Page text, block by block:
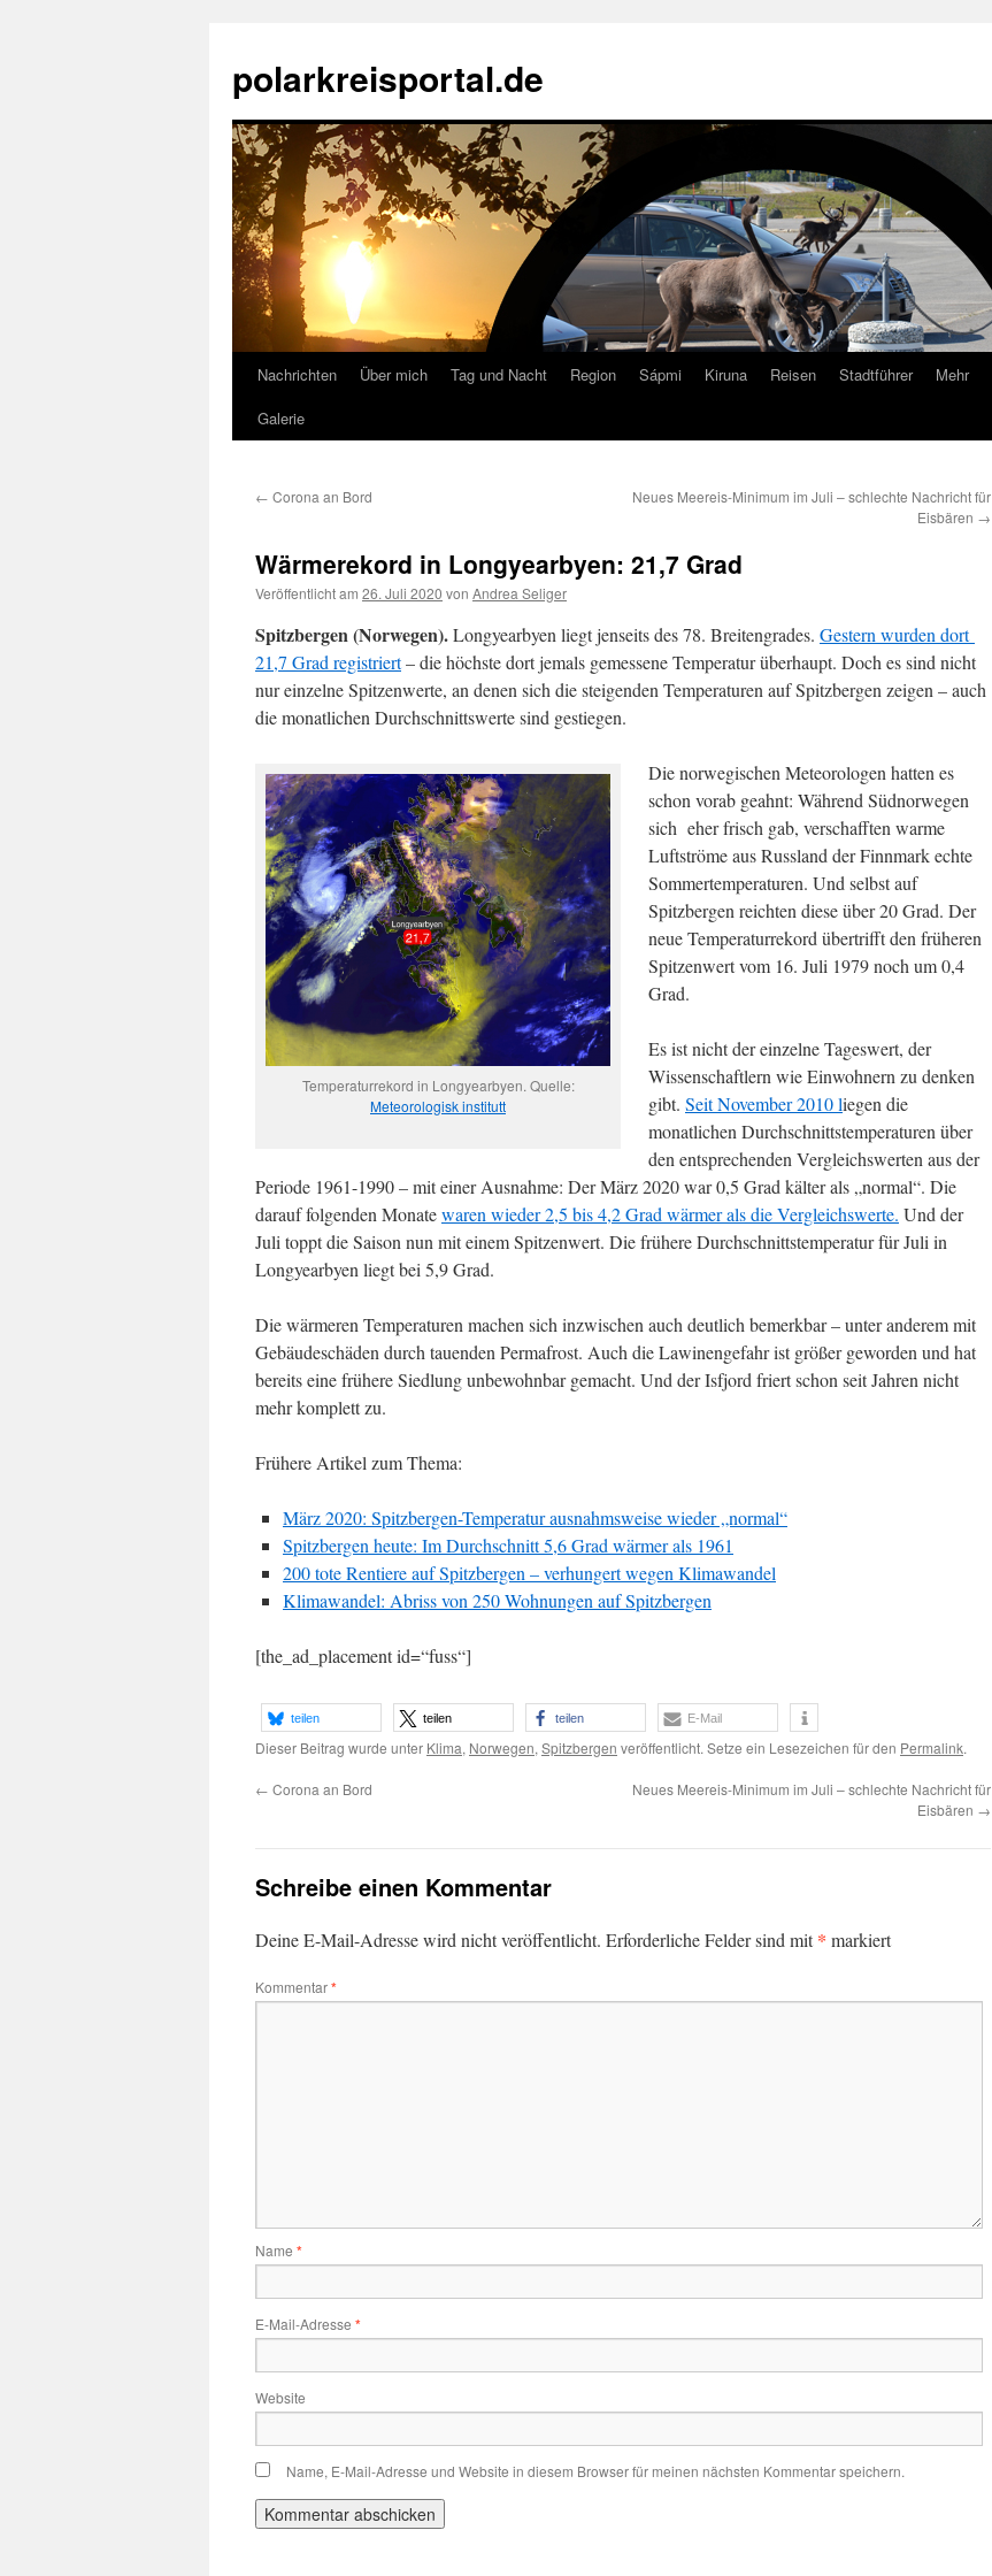
springen
polarkreisportal.de
Nachrichten Über mich Tag und Nacht Region Sápmi Kiruna Reisen Stadtführer Mehr
Galerie
← Corona an Bord
Neues Meereis-Minimum im Juli – schlechte Nachricht für
Eisbären →
Wärmerekord in Longyearbyen: 21,7 Grad
Veröffentlicht am 26. Juli 2020 von Andrea Seliger
Spitzbergen (Norwegen).Longyearbyen liegt jenseits des 78. Breitengrades. Gestern wurden dort
21,7 Grad registriert– die höchste dort jemals gemessene Temperatur überhaupt. Doch es sind nicht
nur einzelne Spitzenwerte, an denen sich die steigenden Temperaturen auf Spitzbergen zeigen – auch
die monatlichen Durchschnittswerte sind gestiegen.
Temperaturrekord in Longyearbyen. Quelle:
Meteorologisk institutt
Die norwegischen Meteorologen hatten es
schon vorab geahnt: Während Südnorwegen
sich eher frisch gab, verschafften warme
Luftströme aus Russland der Finnmark echte
Sommertemperaturen. Und selbst auf
Spitzbergen reichten diese über 20 Grad. Der
neue Temperaturrekord übertrifft den früheren
Spitzenwert vom 16. Juli 1979 noch um 0,4
Grad.
Es ist nicht der einzelne Tageswert, der
Wissenschaftlern wie Einwohnern zu denken
gibt. Seit November 2010 liegen die
monatlichen Durchschnittstemperaturen über
den entsprechenden Vergleichswerten aus der
Periode 1961-1990 – mit einer Ausnahme: Der März 2020 war 0,5 Grad kälter als „normal“. Die
darauf folgenden Monatewaren wieder 2,5 bis 4,2 Grad wärmer als die Vergleichswerte. Und der
Juli toppt die Saison nun mit einem Spitzenwert. Die frühere Durchschnittstemperatur für Juli in
Longyearbyen liegt bei 5,9 Grad.
Die wärmeren Temperaturen machen sich inzwischen auch deutlich bemerkbar – unter anderem mit
Gebäudeschäden durch tauenden Permafrost. Auch die Lawinengefahr ist größer geworden und hat
bereits eine frühere Siedlung unbewohnbar gemacht. Und der Isfjord friert schon seit Jahren nicht
mehr komplett zu.
Frühere Artikel zum Thema:
März 2020: Spitzbergen-Temperatur ausnahmsweise wieder „normal“
Spitzbergen heute: Im Durchschnitt 5,6 Grad wärmer als 1961
200 tote Rentiere auf Spitzbergen – verhungert wegen Klimawandel
Klimawandel: Abriss von 250 Wohnungen auf Spitzbergen
[the_ad_placement id=“fuss“]
teilen teilen teilen E-Mail
Dieser Beitrag wurde unter Klima, Norwegen, Spitzbergen veröffentlicht. Setze ein Lesezeichen für den Permalink.
← Corona an Bord
Neues Meereis-Minimum im Juli – schlechte Nachricht für
Eisbären →
Schreibe einen Kommentar
Deine E-Mail-Adresse wird nicht veröffentlicht. Erforderliche Felder sind mit* markiert
Kommentar*
Name *
E-Mail-Adresse *
Website
Name, E-Mail-Adresse und Website in diesem Browser für meinen nächsten Kommentar speichern.